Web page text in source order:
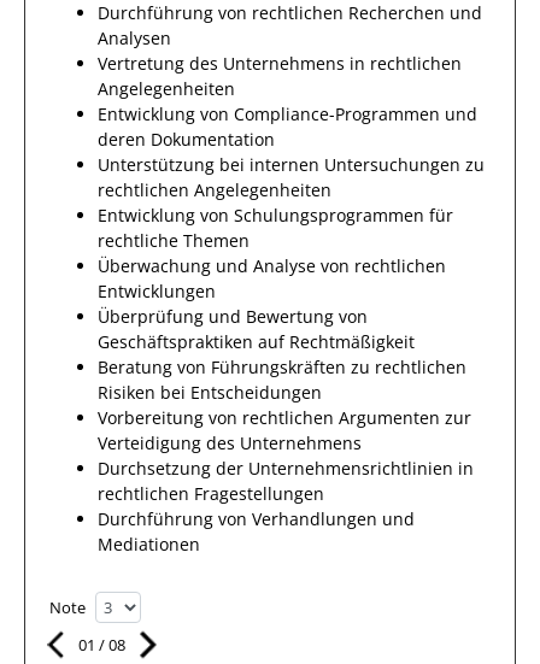
Durchführung von rechtlichen Recherchen und
Analysen
Vertretung des Unternehmens in rechtlichen
Angelegenheiten
Entwicklung von Compliance-Programmen und
deren Dokumentation
Unterstützung bei internen Untersuchungen zu
rechtlichen Angelegenheiten
Entwicklung von Schulungsprogrammen für
rechtliche Themen
Überwachung und Analyse von rechtlichen
Entwicklungen
Überprüfung und Bewertung von
Geschäftspraktiken auf Rechtmäßigkeit
Beratung von Führungskräften zu rechtlichen
Risiken bei Entscheidungen
Vorbereitung von rechtlichen Argumenten zur
Verteidigung des Unternehmens
Durchsetzung der Unternehmensrichtlinien in
rechtlichen Fragestellungen
Durchführung von Verhandlungen und
Mediationen
Note
01 /08